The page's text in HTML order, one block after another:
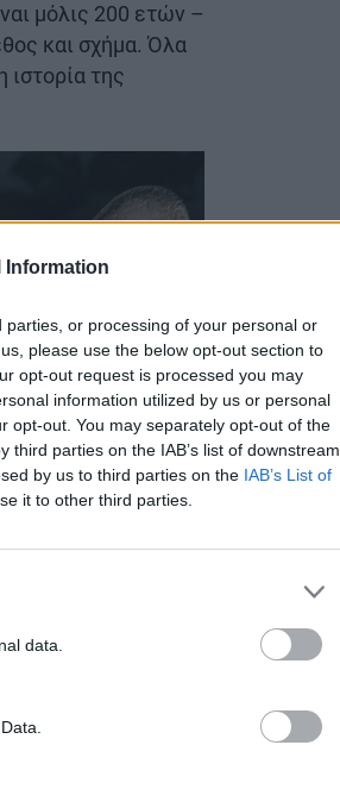
Information
or processing of your personal or
please use the below opt-out section to
opt-out request is processed you may
information utilized by us or personal
opt-out. You may separately opt-out of the
parties on the IAB’s list of downstream
by us to third parties on the IAB’s List of
it to other third parties.
data.
μόλις 200 ετών –
και σχήμα. Όλα
της